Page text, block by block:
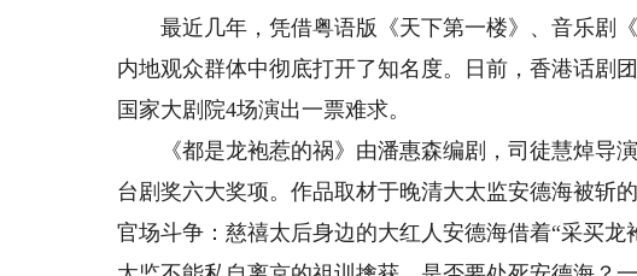
最近几年，凭借粤语版《天下第一楼》、音乐剧
内地观众群体中彻底打开了知名度。日前，香港话剧
国家大剧院4场演出一票难求。
《都是龙袍惹的祸》由潘惠森编剧，司徒慧焯导演
台剧奖六大奖项。作品取材于晚清大太监安德海被斩
官场斗争：慈禧太后身边的大红人安德海借着“采买